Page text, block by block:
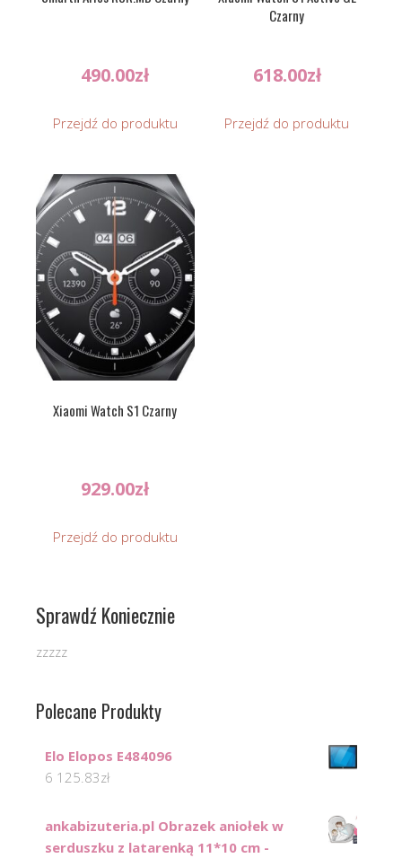
490.00zł
Przejdź do produktu
Czarny
618.00zł
Przejdź do produktu
Xiaomi Watch S1 Czarny
929.00zł
Przejdź do produktu
Sprawdź Koniecznie
zzzzz
Polecane Produkty
Elo Elopos E484096
6 125.83zł
ankabizuteria.pl Obrazek aniołek w
serduszku z latarenką 11*10 cm -